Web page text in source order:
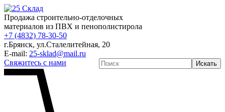
Продажа строительно-отделочных
материалов из ПВХ и пенополистирола
+7 (4832) 78-30-50
г.Брянск, ул.Сталелитейная, 20
E-mail: 25-sklad@mail.ru
Свяжитесь с нами
Искать